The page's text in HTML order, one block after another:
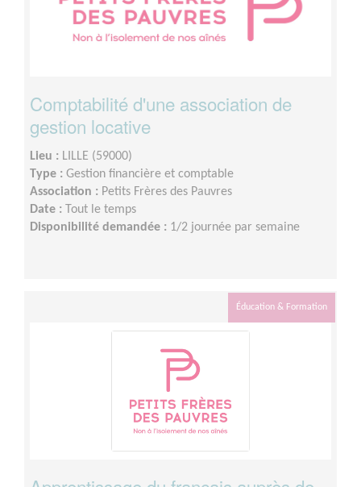
Comptabilité d'une association de
gestion locative
Lieu : LILLE (59000)
Type : Gestion financière et comptable
Association : Petits Frères des Pauvres
Date : Tout le temps
Disponibilité demandée : 1/2 journée par semaine
Éducation & Formation